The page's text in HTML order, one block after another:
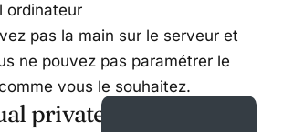
ordinateur
pas la main sur le serveur et
ne pouvez pas paramétrer le
vous le souhaitez.
private server)